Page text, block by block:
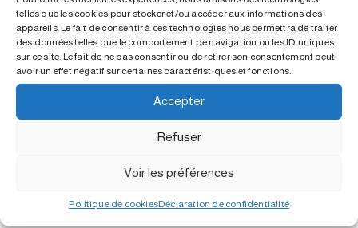
telles que les cookies pour stocker et/ou accéder aux informations des
appareils. Le fait de consentir à ces technologies nous permettra de traiter
des données telles que le comportement de navigation ou les ID uniques
sur ce site. Le fait de ne pas consentir ou de retirer son consentement peut
avoir un effet négatif sur certaines caractéristiques et fonctions.
Accepter
Refuser
Voir les préférences
Politique de cookiesDéclaration de confidentialité
minoritaires du monde entier, où le contrôle des
ressources et le pouvoir décisionnel
appartiennent presque exclusivement à la culture
dominante. (source : Healing Fundation) Sans
une prise en compte de nos habitudes
liberté est impossible. (Sami Schalk ; Black